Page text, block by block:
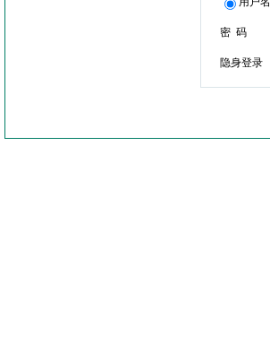
密 码
隐身登录